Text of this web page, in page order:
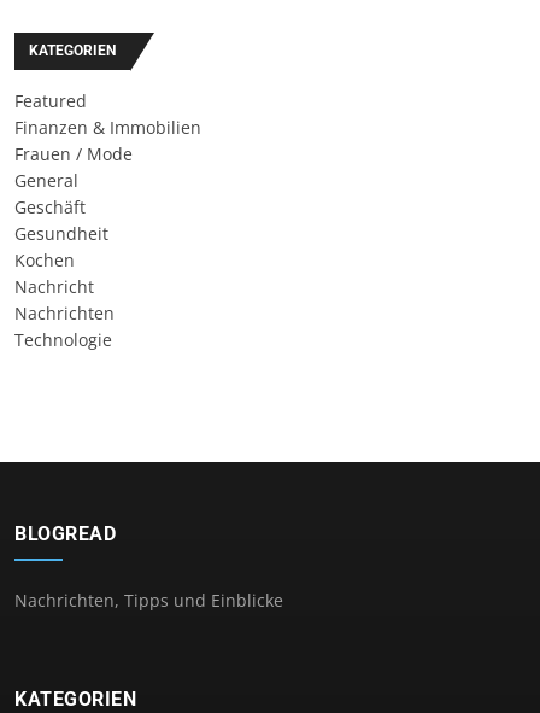
KATEGORIEN
Featured
Finanzen & Immobilien
Frauen / Mode
General
Geschäft
Gesundheit
Kochen
Nachricht
Nachrichten
Technologie
BLOGREAD
Nachrichten, Tipps und Einblicke
KATEGORIEN